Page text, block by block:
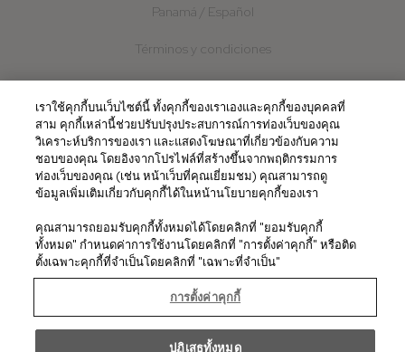
Panamá / Español
Términos y condiciones
Política de Privacidad
Política de Cookies
Contacto
© 2026
เราใช้คุกกี้บนเว็บไซต์นี้ ทั้งคุกกี้ของเราเองและคุกกี้ของบุคคลที่
สาม คุกกี้เหล่านี้ช่วยปรับปรุงประสบการณ์การท่องเว็บของคุณ
วิเคราะห์บริการของเรา และแสดงโฆษณาที่เกี่ยวข้องกับความ
ชอบของคุณ โดยอิงจากโปรไฟล์ที่สร้างขึ้นจากพฤติกรรมการ
ท่องเว็บของคุณ (เช่น หน้าเว็บที่คุณเยี่ยมชม) คุณสามารถดู
ข้อมูลเพิ่มเติมเกี่ยวกับคุกกี้ได้ในหน้านโยบายคุกกี้ของเรา
คุณสามารถยอมรับคุกกี้ทั้งหมดได้โดยคลิกที่ "ยอมรับคุกกี้
ทั้งหมด" กำหนดค่าการใช้งานโดยคลิกที่ "การตั้งค่าคุกกี้" หรือติด
ตั้งเฉพาะคุกกี้ที่จำเป็นโดยคลิกที่ "เฉพาะที่จำเป็น"
การตั้งค่าคุกกี้
ปฏิเสธทั้งหมด